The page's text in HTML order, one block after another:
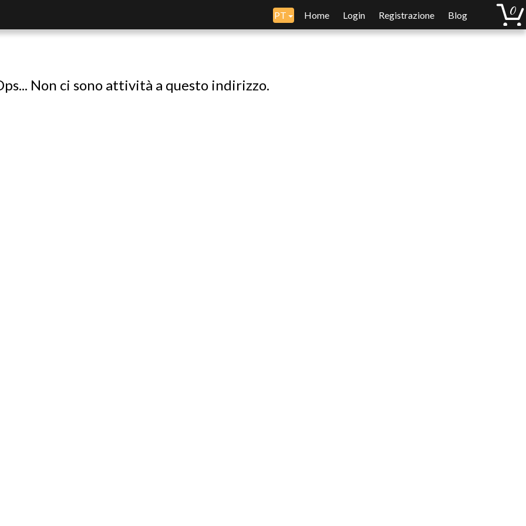
PT Home Login Registrazione Blog
Non ci sono attività a questo indirizzo.